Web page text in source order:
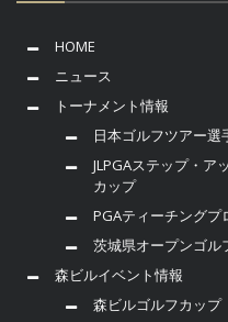
HOME
ニュース
トーナメント情報
日本ゴルフツアー
JLPGAステップ・ア
カップ
PGAティーチングプ
茨城県オープンゴル
森ビルイベント情報
森ビルゴルフカップ